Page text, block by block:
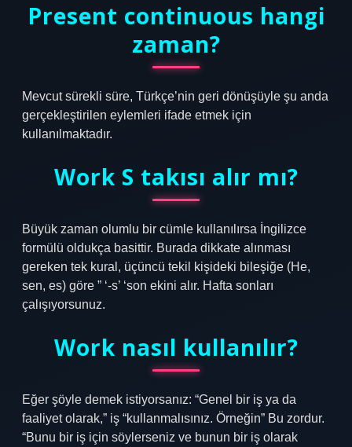
Present continuous hangi
zaman?
Mevcut sürekli süre, Türkçe’nin geri dönüşüyle ​​şu anda
gerçekleştirilen eylemleri ifade etmek için
kullanılmaktadır.
Work S takısı alır mı?
Büyük zaman olumlu bir cümle kullanılırsa İngilizce
formülü oldukça basittir. Burada dikkate alınması
gereken tek kural, üçüncü tekil kişideki bileşiğe (He,
sen, es) göre ” ‘-s’ ‘son ekini alır. Hafta sonları
çalışıyorsunuz.
Work nasıl kullanılır?
Eğer şöyle demek istiyorsanız: “Genel bir iş ya da
faaliyet olarak,” iş “kullanmalısınız. Örneğin” Bu zordur.
“Bunu bir iş için söylerseniz ve bunun bir iş olarak